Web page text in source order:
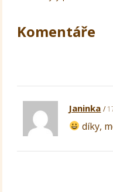
Komentáře
Janinka
díky,